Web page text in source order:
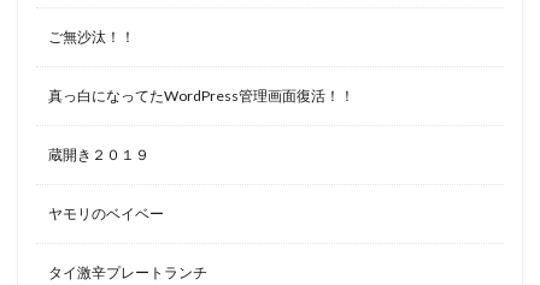
ご無沙汰！！
真っ白になってたWordPress管理画面復活！！
蔵開き２０１９
ヤモリのベイベー
タイ激辛プレートランチ